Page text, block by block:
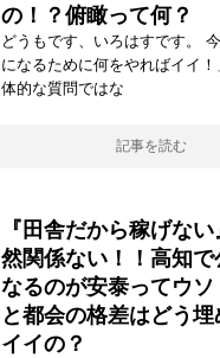
の！？俯瞰って何？
どうもです、いろはすです。
になるために何をやればイイ
体的な質問ではな
記事を読む
『田舎だから稼げな
然関係ない！！高知で
なるのが安泰ってウソ
と都会の格差はどう
イイの？